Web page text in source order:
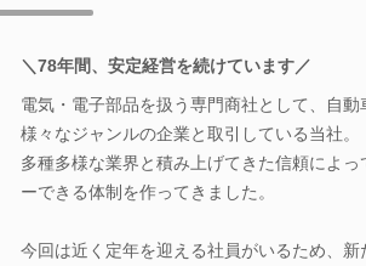
＼78年間、安定経営を続けています／
電気・電子部品を扱う専門商社として、自
様々なジャンルの企業と取引している当社。
多種多様な業界と積み上げてきた信頼によ
ーできる体制を作ってきました。
今回は近く定年を迎える社員がいるため、新